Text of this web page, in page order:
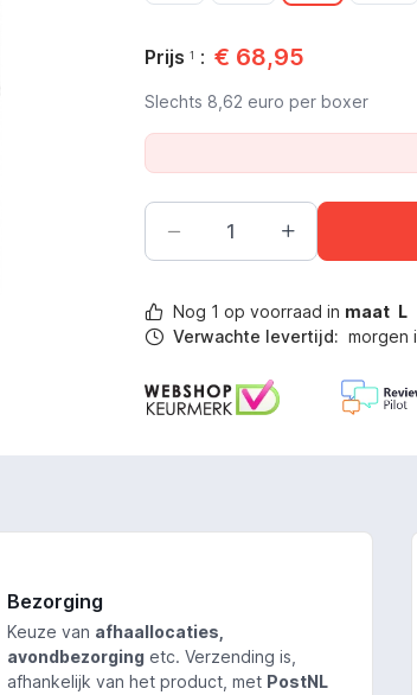
Prijs1 : € 68,95
Slechts 8,62 euro per boxer
Nog 1 op voorraad in maat L
Verwachte levertijd: morgen
Bezorging
Keuze van afhaallocaties,
avondbezorgingetc. Verzending is,
afhankelijk van het product, met PostNL